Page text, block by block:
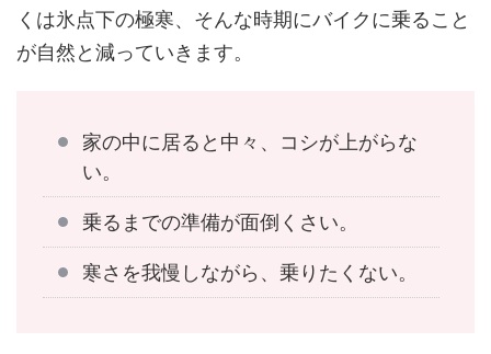
くは氷点下の極寒、そんな時期にバイクに乗ること
が自然と減っていきます。
家の中に居ると中々、コシが上がらな
い。
乗るまでの準備が面倒くさい。
寒さを我慢しながら、乗りたくない。